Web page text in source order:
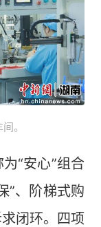
。
“安心”组合
”、阶梯式购
闭环。四项